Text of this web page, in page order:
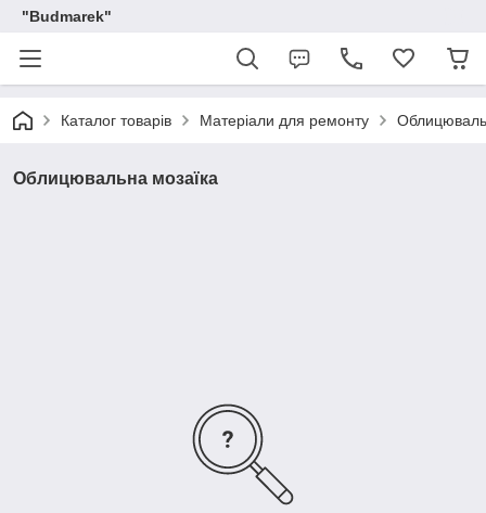
"Budmarek"
Каталог товарів Матеріали для ремонту
Облицювальна мозаїка